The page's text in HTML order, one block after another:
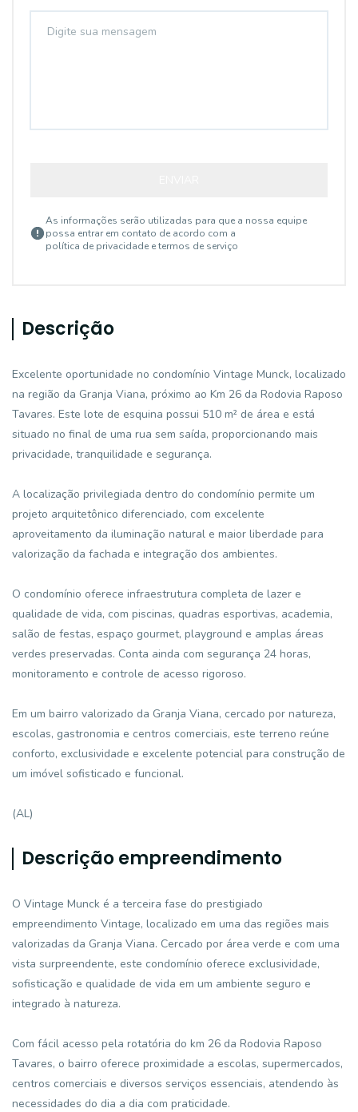
As informações serão utilizadas para que a nossa equipe
possa entrar em contato de acordo com a
política de privacidade e termos de serviço
Descrição
Excelente oportunidade no condomínio Vintage Munck, localizado
na região da Granja Viana, próximo ao Km 26 da Rodovia Raposo
Tavares. Este lote de esquina possui 510 m² de área e está
situado no final de uma rua sem saída, proporcionando mais
privacidade, tranquilidade e segurança.
A localização privilegiada dentro do condomínio permite um
projeto arquitetônico diferenciado, com excelente
aproveitamento da iluminação natural e maior liberdade para
valorização da fachada e integração dos ambientes.
O condomínio oferece infraestrutura completa de lazer e
qualidade de vida, com piscinas, quadras esportivas, academia,
salão de festas, espaço gourmet, playground e amplas áreas
verdes preservadas. Conta ainda com segurança 24 horas,
monitoramento e controle de acesso rigoroso.
Em um bairro valorizado da Granja Viana, cercado por natureza,
escolas, gastronomia e centros comerciais, este terreno reúne
conforto, exclusividade e excelente potencial para construção de
um imóvel sofisticado e funcional.
(AL)
Descrição empreendimento
O Vintage Munck é a terceira fase do prestigiado
empreendimento Vintage, localizado em uma das regiões mais
valorizadas da Granja Viana. Cercado por área verde e com uma
vista surpreendente, este condomínio oferece exclusividade,
sofisticação e qualidade de vida em um ambiente seguro e
integrado à natureza.
Com fácil acesso pela rotatória do km 26 da Rodovia Raposo
Tavares, o bairro oferece proximidade a escolas, supermercados,
centros comerciais e diversos serviços essenciais, atendendo às
necessidades do dia a dia com praticidade.